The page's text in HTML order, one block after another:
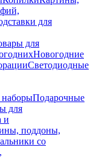
для
для
Новогодние
Светодиодные
Подарочные
для
и
поддоны,
со